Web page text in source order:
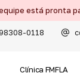
está pronta
0118
Clínica FMFLA